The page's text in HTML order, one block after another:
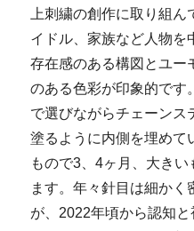
上刺繍の創作に取り組
イドル、家族など人物を
存在感のある構図とユー
のある色彩が印象的です
で選びながらチェーンス
塗るように内側を埋めて
もので3、4ヶ月、大き
ます。年々針目は細かく
が、2022年頃から認知